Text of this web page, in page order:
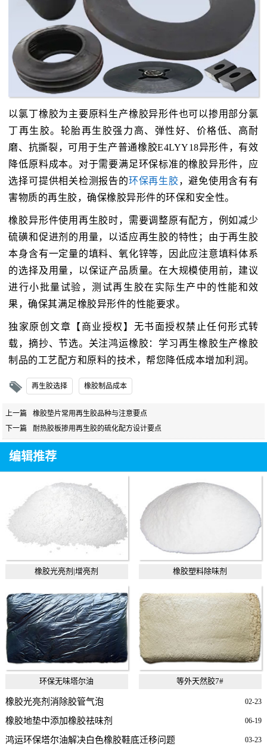
以氯丁橡胶为主要原料生产橡胶异形件也可以掺用部分氯
丁再生胶。轮胎再生胶强力高、弹性好、价格低、高耐
磨、抗撕裂，可用于生产普通橡胶E4LYY18异形件，有效
降低原料成本。对于需要满足环保标准的橡胶异形件，应
选择可提供相关检测报告的环保再生胶，避免使用含有有
害物质的再生胶，确保橡胶异形件的环保和安全性。
橡胶异形件使用再生胶时，需要调整原有配方，例如减少
硫磺和促进剂的用量，以适应再生胶的特性；由于再生胶
本身含有一定量的填料、氧化锌等，因此应注意填料体系
的选择及用量，以保证产品质量。在大规模使用前，建议
进行小批量试验，测试再生胶在实际生产中的性能和效
果，确保其满足橡胶异形件的性能要求。
独家原创文章【商业授权】无书面授权禁止任何形式转
载，摘抄、节选。关注鸿运橡胶：学习再生橡胶生产橡胶
制品的工艺配方和原料的技术，帮您降低成本增加利润。
再生胶选择 橡胶制品成本
上一篇
橡胶垫片常用再生胶品种与注意要点
下一篇
耐热胶板掺用再生胶的硫化配方设计要点
编辑推荐
橡胶光亮剂|增亮剂 橡胶塑料除味剂
环保无味塔尔油 等外天然胶7#
02-23
橡胶光亮剂消除胶管气泡
06-19
橡胶地垫中添加橡胶祛味剂
03-23
鸿运环保塔尔油解决白色橡胶鞋底迁移问题